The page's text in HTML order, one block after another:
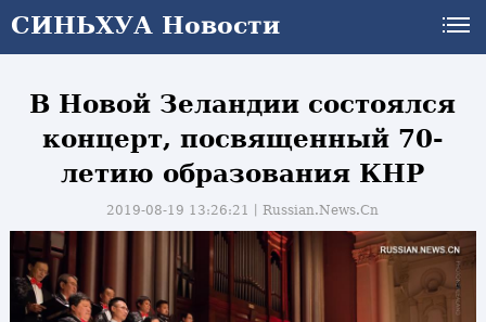
СИНЬХУА Новости
В Новой Зеландии состоялся
концерт, посвященный 70-
летию образования КНР
2019-08-19 13:26:21丨Russian.News.Cn